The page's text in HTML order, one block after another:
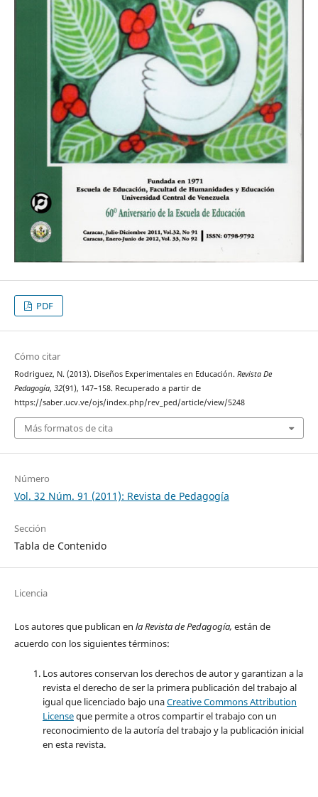
PDF
Cómo citar
Rodriguez, N. (2013). Diseños Experimentales en Educación. Revista De
Pedagogía, 32(91), 147–158. Recuperado a partir de
https://saber.ucv.ve/ojs/index.php/rev_ped/article/view/5248
Más formatos de cita
Número
Vol. 32 Núm. 91 (2011): Revista de Pedagogía
Sección
Tabla de Contenido
Licencia
Los autores que publican en la Revista de Pedagogía, están de
acuerdo con los siguientes términos:
Los autores conservan los derechos de autor y garantizan a la
revista el derecho de ser la primera publicación del trabajo al
igual que licenciado bajo unaCreative Commons Attribution
Licenseque permite a otros compartir el trabajo con un
reconocimiento de la autoría del trabajo y la publicación inicial
en esta revista.